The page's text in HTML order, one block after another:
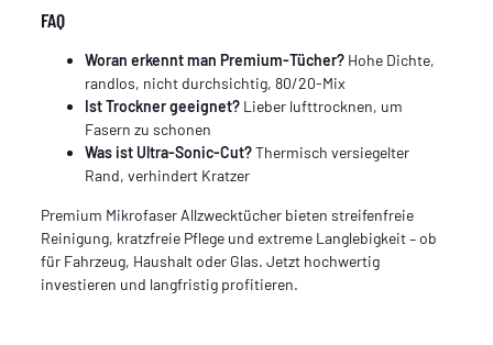
FAQ
Woran erkennt man Premium-Tücher? Hohe Dichte,
randlos, nicht durchsichtig, 80/20-Mix
Ist Trockner geeignet? Lieber lufttrocknen, um
Fasern zu schonen
Was ist Ultra-Sonic-Cut?Thermisch versiegelter
Rand, verhindert Kratzer
Premium Mikrofaser Allzwecktücher bieten streifenfreie
Reinigung, kratzfreie Pflege und extreme Langlebigkeit – ob
für Fahrzeug, Haushalt oder Glas. Jetzt hochwertig
investieren und langfristig profitieren.